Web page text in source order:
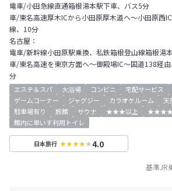
電車/小田急線直通箱根湯本駅下車、バス5分
車/東名高速厚木ICから小田原厚木道へ～小田原西
線、10分
名古屋：
電車/新幹線小田原駅乗換、私鉄箱根登山線箱根湯
車/東名高速を東京方面へ～御殿場IC～国道138経
分
エステ＆スパ 大浴場 コンビニ 宅配サービス
ゲームコーナー
ジャグジー カラオケルーム 天
駐車場有り
旅館 サウナ ★★★以上
★★★★
館内に車いす利用トイレ
日本旅行 4.0
基準JR